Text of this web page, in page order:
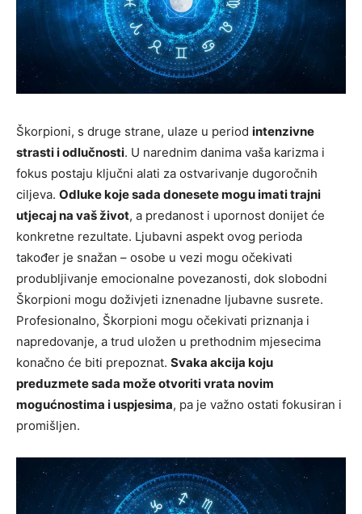
Škorpioni, s druge strane, ulaze u period intenzivne
strasti i odlučnosti. U narednim danima vaša karizma i
fokus postaju ključni alati za ostvarivanje dugoročnih
ciljeva. Odluke koje sada donesete mogu imati trajni
utjecaj na vaš život, a predanost i upornost donijet će
konkretne rezultate. Ljubavni aspekt ovog perioda
također je snažan – osobe u vezi mogu očekivati
produbljivanje emocionalne povezanosti, dok slobodni
Škorpioni mogu doživjeti iznenadne ljubavne susrete.
Profesionalno, Škorpioni mogu očekivati priznanja i
napredovanje, a trud uložen u prethodnim mjesecima
konačno će biti prepoznat. Svaka akcija koju
preduzmete sada može otvoriti vrata novim
mogućnostima i uspjesima, pa je važno ostati fokusiran i
promišljen.